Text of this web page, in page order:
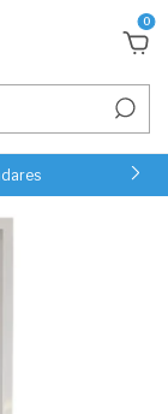
0